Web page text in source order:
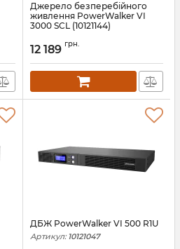
Джерело безперебійного
живлення PowerWalker VI
3000 SCL (10121144)
12 189 грн.
ДБЖ PowerWalker VI 500 R1U
Артикул: 10121047